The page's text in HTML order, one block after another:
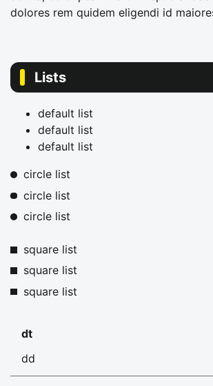
dolores rem quidem eligendi id
Lists
default list
default list
default list
circle list
circle list
circle list
square list
square list
square list
dt
dd